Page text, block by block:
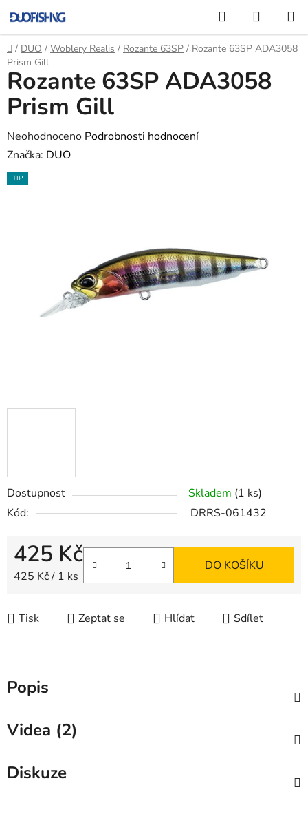
na
obsah
Hledat
KOŠÍK
Domů
/ DUO / Woblery Realis / Rozante 63SP / Rozante 63SP ADA3058
Prism Gill
Dostupnost Skladem (1 ks)
Kód:
DRRS-061432
425 Kč
Měrná cena:
425 Kč / 1 ks
DO KOŠÍKU
Tisk Zeptat se Hlídat Sdílet
Rozante 63SP ADA3058
Prism Gill
Průměrné
hodnocení
produktu
Neohodnoceno Podrobnosti hodnocení
Značka: DUO
TIP
Popis
Videa (2)
Diskuze